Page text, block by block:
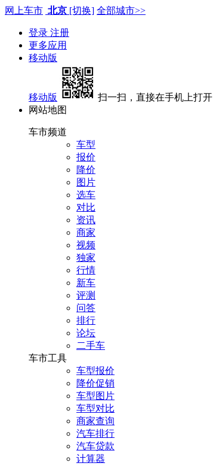
网上车市 北京 [切换] 全部城市>>
登录 注册
更多应用
移动版
移动版
扫一扫，直接在手机上打开
网站地图
车市频道
车型
报价
降价
图片
选车
对比
资讯
商家
视频
独家
行情
新车
评测
问答
排行
论坛
二手车
车市工具
车型报价
降价促销
车型图片
车型对比
商家查询
汽车排行
汽车贷款
计算器